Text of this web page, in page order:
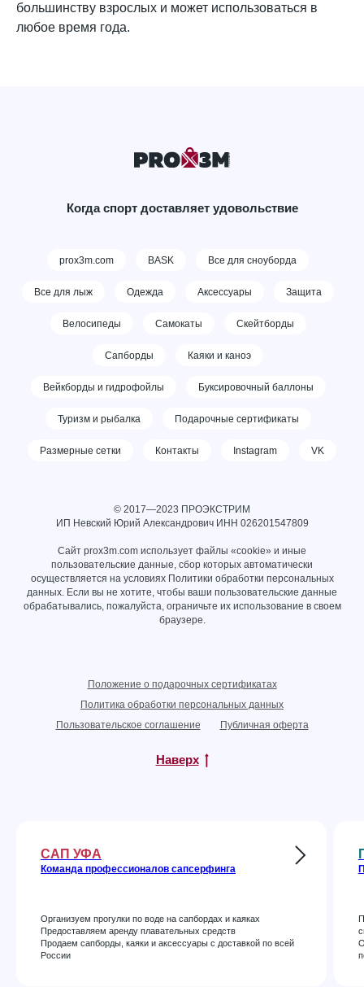
большинству взрослых и может использоваться в
любое время года.
Когда спорт доставляет удовольствие
prox3m.com BASK Все для сноуборда
Все для лыж Одежда Аксессуары Защита
Велосипеды Самокаты Скейтборды
Сапборды Каяки и каноэ
Вейкборды и гидрофойлы Буксировочный баллоны
Туризм и рыбалка Подарочные сертификаты
Размерные сетки Контакты Instagram VK
© 2017—2023 ПРОЭКСТРИМ
ИП Невский Юрий Александрович ИНН 026201547809
Сайт prox3m.com использует файлы «cookie» и иные
пользовательские данные, сбор которых автоматически
осуществляется на условиях Политики обработки персональных
данных. Если вы не хотите, чтобы ваши пользовательские данные
обрабатывались, пожалуйста, ограничьте их использование в своем
браузере.
Положение о подарочных сертификатах
Политика обработки персональных данных
Пользовательское соглашение
Публичная оферта
Наверх
САП УФА
Команда профессионалов сапсерфинга
Организуем прогулки по воде на сапбордах и каяках
Предоставляем аренду плавательных средств
Продаем сапборды, каяки и аксессуары с доставкой по всей
России